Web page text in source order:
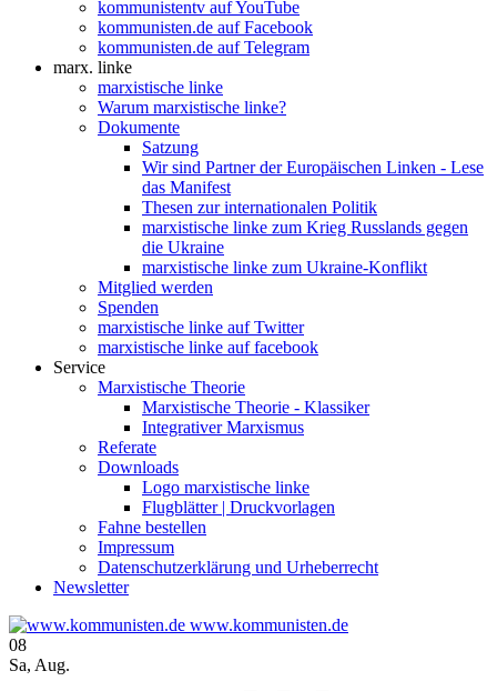
kommunistentv auf YouTube
kommunisten.de auf Facebook
kommunisten.de auf Telegram
marx. linke
marxistische linke
Warum marxistische linke?
Dokumente
Satzung
Wir sind Partner der Europäischen Linken - Lese
das Manifest
Thesen zur internationalen Politik
marxistische linke zum Krieg Russlands gegen
die Ukraine
marxistische linke zum Ukraine-Konflikt
Mitglied werden
Spenden
marxistische linke auf Twitter
marxistische linke auf facebook
Service
Marxistische Theorie
Marxistische Theorie - Klassiker
Integrativer Marxismus
Referate
Downloads
Logo marxistische linke
Flugblätter | Druckvorlagen
Fahne bestellen
Impressum
Datenschutzerklärung und Urheberrecht
Newsletter
www.kommunisten.de
08
Sa, Aug.